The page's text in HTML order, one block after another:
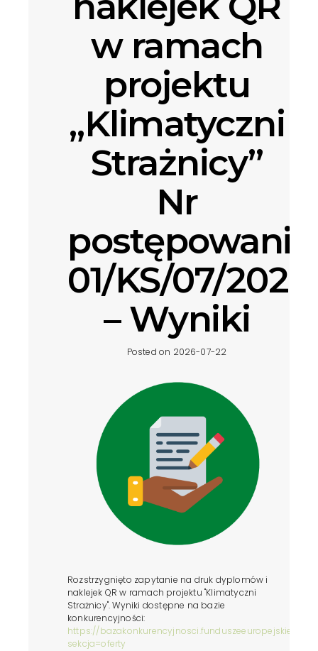
w ramach
projektu
„Klimatyczni
Strażnicy”
Nr
01/KS/07/2026
– Wyniki
Posted on 2026-07-22
Rozstrzygnięto zapytanie na druk dyplomów i
naklejek QR w ramach projektu "Klimatyczni
Strażnicy". Wyniki dostępne na bazie
konkurencyjności:
https://
sekcja=oferty